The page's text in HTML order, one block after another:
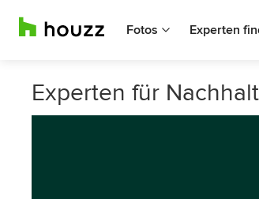
Fotos Experten
Experten für